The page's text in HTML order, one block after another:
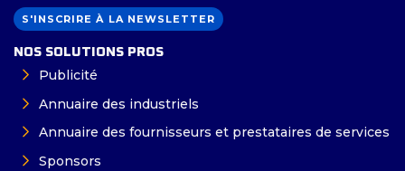
S'INSCRIRE À LA NEWSLETTER
NOS SOLUTIONS PROS
Publicité
Annuaire des industriels
Annuaire des fournisseurs et prestataires de services
Sponsors